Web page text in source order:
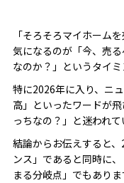
「そろそろマイホーム
気になるのが「今、売
なのか？」というタイミ
特に2026年に入り、ニ
高」といったワードが
っちなの？」と迷われ
結論からお伝えすると
ンス」であると同時に
まる分岐点」でもありま